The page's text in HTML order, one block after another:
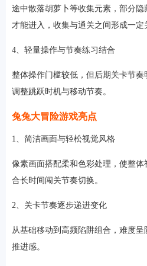
途中散落胡萝卜等收集元素，部分
才能进入，收集与通关之间形成一定
4、轻量操作与节奏练习结合
整体操作门槛较低，但后期关卡节
调整跳跃时机与移动节奏。
兔兔大冒险游戏亮点
1、简洁画面与轻松视觉风格
像素画面搭配柔和色彩处理，使整
合长时间闯关节奏切换。
2、关卡节奏逐步递进变化
从基础移动到高频陷阱组合，难度
推进感。